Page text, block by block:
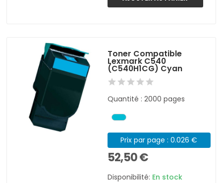
Toner Compatible
Lexmark C540
(C540H1CG) Cyan
Quantité : 2000 pages
Prix par page : 0.026 €
52,50 €
Disponibilité: En stock